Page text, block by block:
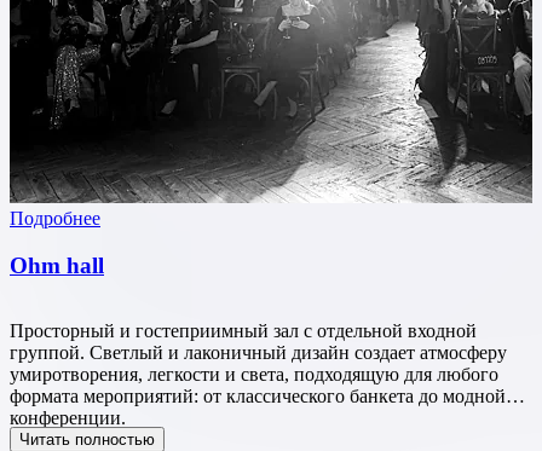
Подробнее
Ohm hall
Просторный и гостеприимный зал с отдельной входной
группой. Светлый и лаконичный дизайн создает атмосферу
умиротворения, легкости и света, подходящую для любого
формата мероприятий: от классического банкета до модной
конференции.
Читать полностью